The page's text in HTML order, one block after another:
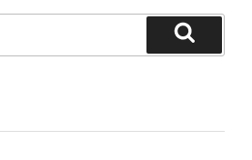
Søg